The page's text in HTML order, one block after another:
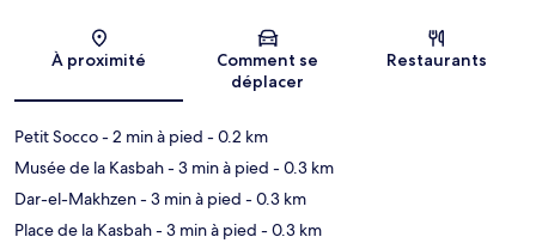
À proximité
Comment se
déplacer
Restaurants
Petit Socco- 2 min à pied - 0.2 km
Musée de la Kasbah- 3 min à pied - 0.3 km
Dar-el-Makhzen- 3 min à pied - 0.3 km
Place de la Kasbah- 3 min à pied - 0.3 km